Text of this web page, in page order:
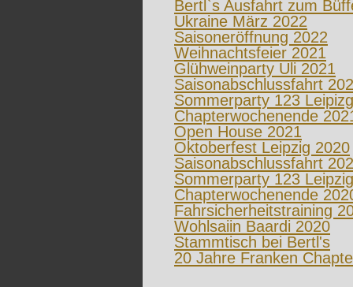
Bertl`s Ausfahrt zum
Ukraine März 2022
Saisoneröffnung 2022
Weihnachtsfeier 2021
Glühweinparty Uli 2021
Saisonabschlussfahrt
Sommerparty 123
Chapterwochenende
Open House 2021
Oktoberfest Leipzig 2020
Saisonabschlussfahrt
Sommerparty 123
Chapterwochenende
Fahrsicherheitstraining
Wohlsaiin Baardi 2020
Stammtisch bei Bertl's
20 Jahre Franken